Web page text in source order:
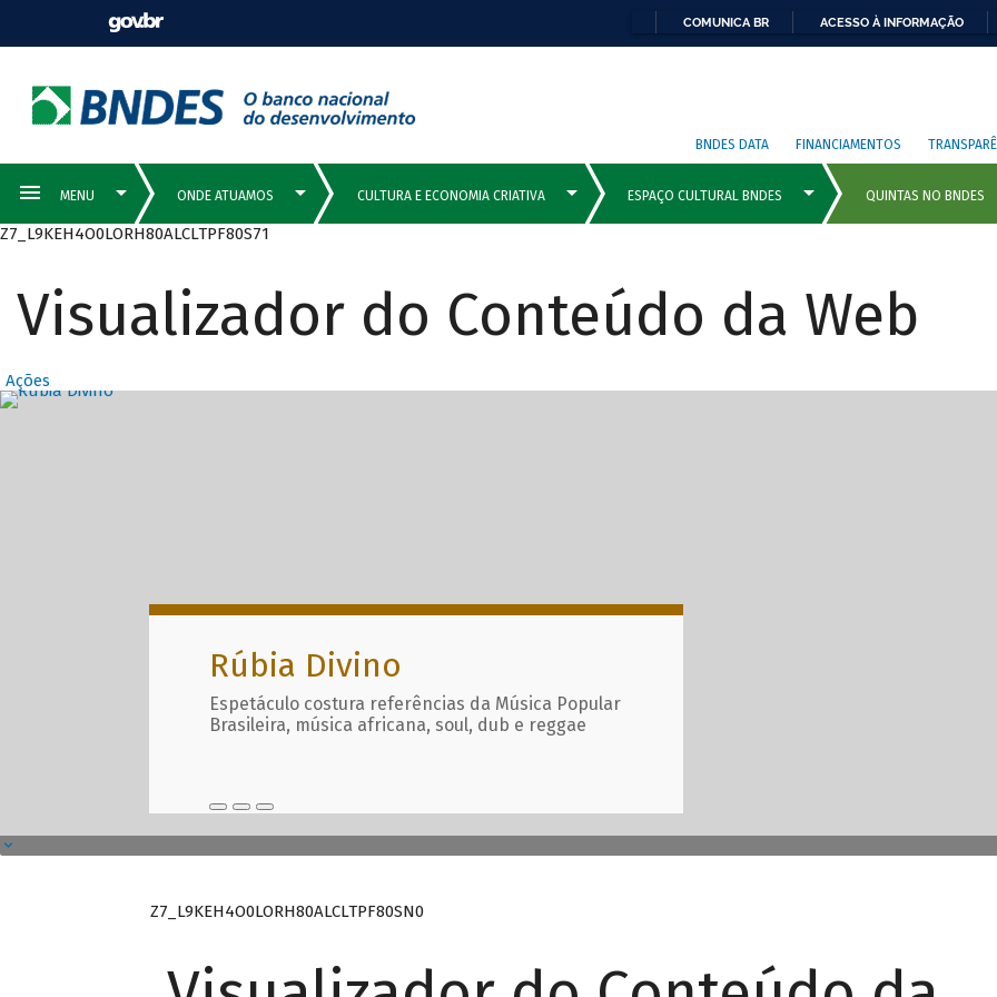
COMUNICA BR ACESSO À INFORMAÇÃO
BNDES DATA FINANCIAMENTOS
Z7_L9KEH4O0LORH80ALCLTPF80S71
Visualizador do Conteúdo da Web
Ações
Destaques Principais com
Rúbia Divino
Espetáculo costura referências da Música Popular
Brasileira, música africana, soul, dub e reggae
Z7_L9KEH4O0LORH80ALCLTPF80SN0